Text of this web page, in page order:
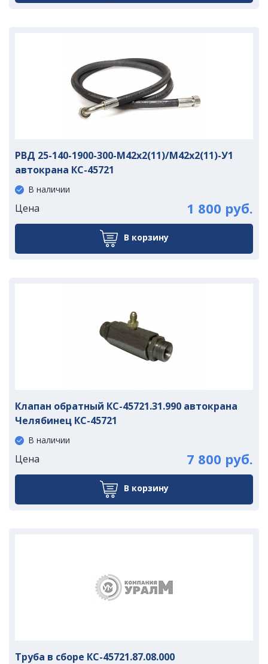
РВД 25-140-1900-300-М42х2(11)/М42х2(11)-У1
автокрана КС-45721
В наличии
Цена 1 800 руб.
В корзину
Клапан обратный КС-45721.31.990 автокрана
Челябинец КС-45721
В наличии
Цена 7 800 руб.
В корзину
Труба в сборе КС-45721.87.08.000